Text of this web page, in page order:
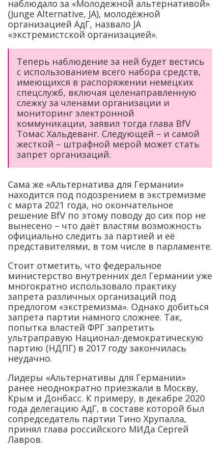
наблюдало за «Молодежной альтернативой»
(Junge Alternative, JA), молодёжной
организацией АдГ, назвало JA
«экстремистской организацией».
Теперь наблюдение за ней будет вестись
с использованием всего набора средств,
имеющихся в распоряжении немецких
спецслужб, включая целенаправленную
слежку за членами организации и
мониторинг электронной
коммуникации, заявил тогда глава BfV
Томас Хальдеванг. Следующей – и самой
жесткой – штрафной мерой может стать
запрет организаций.
Сама же «Альтернатива для Германии»
находится под подозрением в экстремизме
с марта 2021 года, но окончательное
решение BfV по этому поводу до сих пор не
вынесено – что даёт властям возможность
официально следить за партией и её
представителями, в том числе в парламенте.
Стоит отметить, что федеральное
министерство внутренних дел Германии уже
многократно использовало практику
запрета различных организаций под
предлогом «экстремизма». Однако добиться
запрета партии намного сложнее. Так,
попытка властей ФРГ запретить
ультраправую Национал-демократическую
партию (НДПГ) в 2017 году закончилась
неудачно.
Лидеры «Альтернативы для Германии»
ранее неоднократно приезжали в Москву,
Крым и Донбасс. К примеру, в декабре 2020
года делегацию АдГ, в составе которой был
сопредседатель партии Тино Хрупалла,
принял глава российского МИДа Сергей
Лавров.